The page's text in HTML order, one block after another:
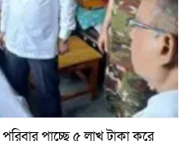
পাচ্ছে ৫ লাখ টাকা করে